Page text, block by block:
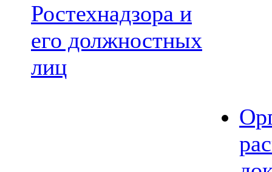
Ростехнадзора и
его должностных
лиц